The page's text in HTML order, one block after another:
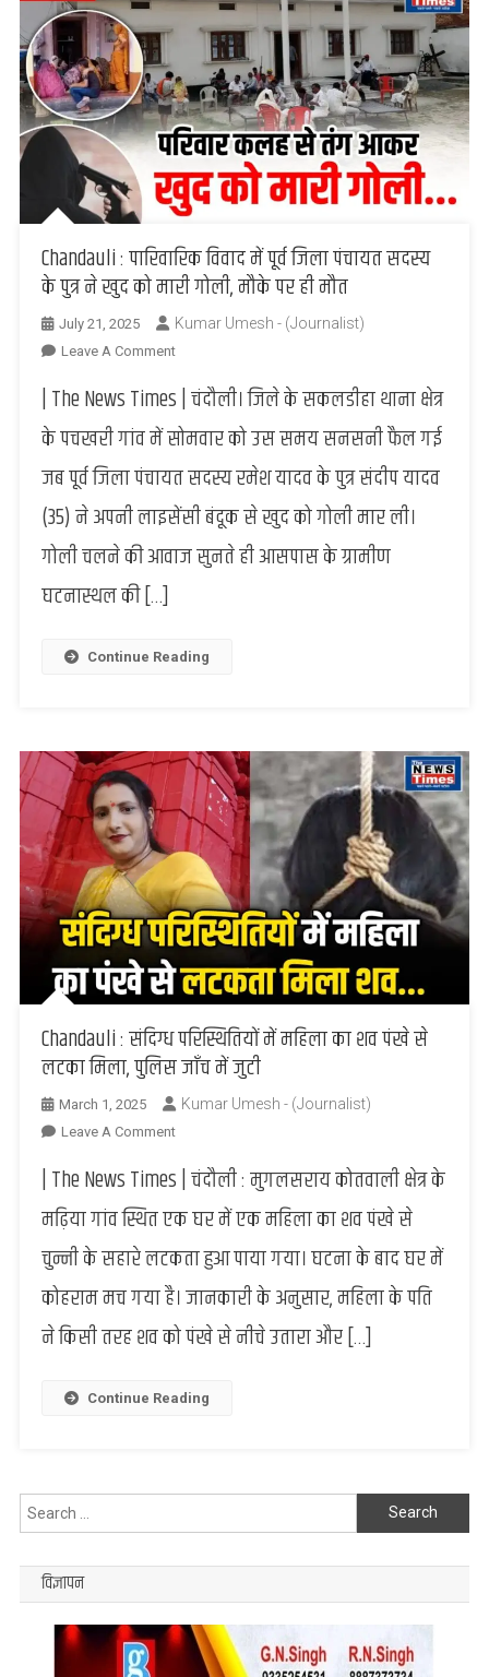
Chandauli : पारिवारिक विवाद में पूर्व जिला पंचायत सदस्य
के पुत्र ने खुद को मारी गोली, मौके पर ही मौत
July 21, 2025 Kumar Umesh - (Journalist)
Leave A CommentOn
:
पारिवारिक
विवाद
में
पूर्व
जिला
पंचायत
ने
गोली,
मौके
पर
मौत
| The News Times | चंदौली। जिले के सकलडीहा थाना क्षेत्र
के पचखरी गांव में सोमवार को उस समय सनसनी फैल गई
जब पूर्व जिला पंचायत सदस्य रमेश यादव के पुत्र संदीप यादव
(35) ने अपनी लाइसेंसी बंदूक से खुद को गोली मार ली।
गोली चलने की आवाज सुनते ही आसपास के ग्रामीण
घटनास्थल की […]
Continue Reading
Chandauli : संदिग्ध परिस्थितियों में महिला का शव पंखे से
लटका मिला, पुलिस जाँच में जुटी
March 1, 2025 Kumar Umesh - (Journalist)
Leave A CommentOn
:
परिस्थितियों
में
का
शव
लटका
जुटी
| The News Times | चंदौली : मुगलसराय कोतवाली क्षेत्र के
मढ़िया गांव स्थित एक घर में एक महिला का शव पंखे से
चुन्नी के सहारे लटकता हुआ पाया गया। घटना के बाद घर में
कोहराम मच गया है। जानकारी के अनुसार, महिला के पति
ने किसी तरह शव को पंखे से नीचे उतारा और […]
Continue Reading
Search
for:
विज्ञापन